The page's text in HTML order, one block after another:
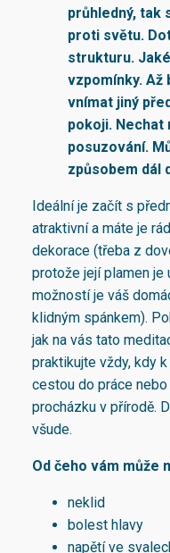
průhledný, tak
proti světu.
strukturu.
vzpomínky. Až
vnímat jiný
pokoji. Nechat
posuzování.
způsobem dál
Ideální je začít s
atraktivní a máte je
dekorace (třeba z
protože její plamen je
možností je váš
klidným spánkem).
jak na vás tato
praktikujte vždy, kdy
cestou do práce
procházku v přírodě.
všude.
Od čeho vám může
neklid
bolest hlavy
napětí ve